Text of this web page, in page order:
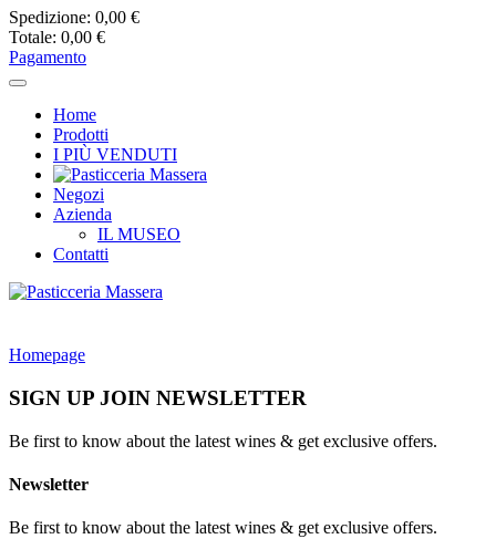
Spedizione: 0,00 €
Totale: 0,00 €
Pagamento
Home
Prodotti
I PIÙ VENDUTI
Negozi
Azienda
IL MUSEO
Contatti
Homepage
SIGN UP JOIN NEWSLETTER
Be first to know about the latest wines & get exclusive offers.
Newsletter
Be first to know about the latest wines & get exclusive offers.